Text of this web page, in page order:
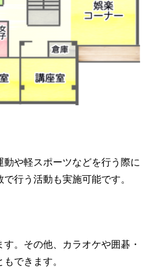
や軽スポーツなどを行う際に
行う活動も実施可能です。
。その他、カラオケや囲碁・
できます。